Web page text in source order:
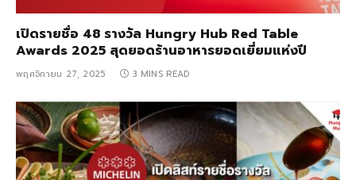
เปิดรายชื่อ 48 รางวัล Hungry Hub Red Table
Awards 2025 สุดยอดร้านอาหารยอดเยี่ยมแห่งปี
พฤศจิกายน 27, 2025 3 MINS READ